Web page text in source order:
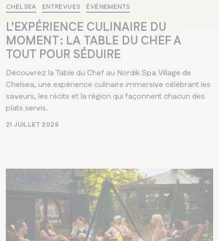
CHELSEA ENTREVUES ÉVÉNEMENTS
L’EXPÉRIENCE CULINAIRE DU
MOMENT : LA TABLE DU CHEF A
TOUT POUR SÉDUIRE
Découvrez la Table du Chef au Nordik Spa Village de
Chelsea, une expérience culinaire immersive célébrant les
saveurs, les récits et la région qui façonnent chacun des
plats servis.
21 JUILLET 2026